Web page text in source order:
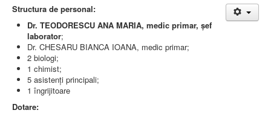
SECŢIA BOLI INFECŢIOASE
SECŢIA MEDICINĂ INTERNĂ
COMPARTIMENT PEDIATRIE
COMPARTIMENTUL DE PRIMIRE URGENȚE (CPU)
LABORATOARE
LABORATOR DE ANALIZE MEDICALE
LABORATOR DE RADIOLOGIE ŞI IMAGISTICĂ
MEDICALĂ
Structura de personal:
Dr. TEODORESCU ANA MARIA, medic primar, şef
laborator;
Dr. CHESARU BIANCA IOANA, medic primar;
2 biologi;
1 chimist;
5 asistenţi principali;
1 îngrijitoare
Dotare: